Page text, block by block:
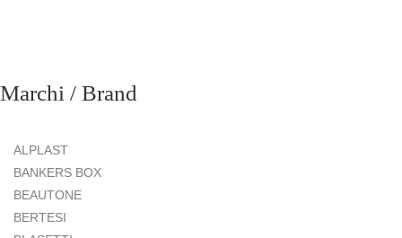
Marchi / Brand
ALPLAST
BANKERS BOX
BEAUTONE
BERTESI